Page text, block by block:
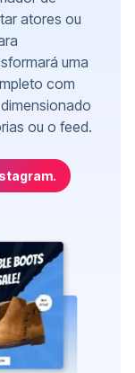
atores ou
uma
com
ou o feed.